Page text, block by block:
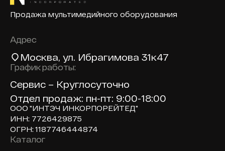
Продажа мультимедийного оборудования
Адрес
Москва, ул. Ибрагимова 31к47
График работы:
Сервис – Круглосуточно
Отдел продаж: пн-пт: 9:00-18:00
ООО "ИНТЭЧ ИНКОРПОРЕЙТЕД"
ИНН: 7726429875
ОГРН: 1187746444874
Доп навигация по сайту
Каталог